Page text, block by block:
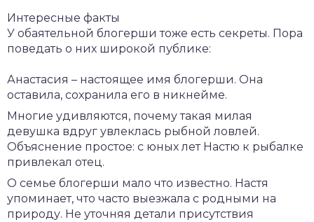
Интересные факты
У обаятельной блогерши тоже есть секреты. Пора
поведать о них широкой публике:
Анастасия – настоящее имя блогерши. Она
оставила, сохранила его в никнейме.
Многие удивляются, почему такая милая
девушка вдруг увлеклась рыбной ловлей.
Объяснение простое: с юных лет Настю к рыбалке
привлекал отец.
О семье блогерши мало что известно. Настя
упоминает, что часто выезжала с родными на
природу. Не уточняя детали присутствия